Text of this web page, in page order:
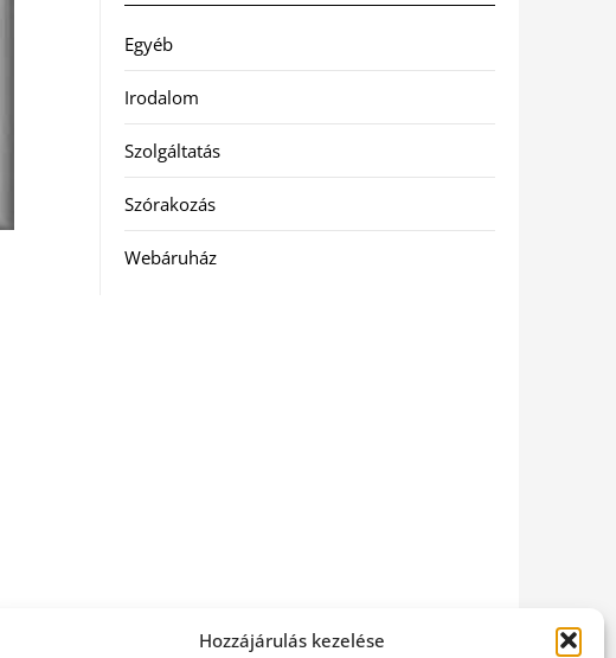
Hozzájárulás kezelése
Egyéb
Irodalom
Szolgáltatás
Szórakozás
Webáruház